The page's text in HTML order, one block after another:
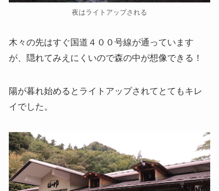
夜はライトアップされる
木々の先はすぐ国道４００号線が通っています
が、隠れてみえにくいので森の中が想像できる！
陽が暮れ始めるとライトアップされてとてもキレ
イでした。